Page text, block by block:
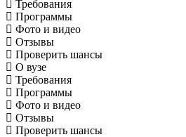
Требования
Программы
Фото и видео
Отзывы
Проверить шансы
О вузе
Требования
Программы
Фото и видео
Отзывы
Проверить шансы